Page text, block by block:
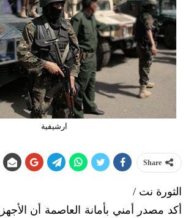
ارشيفية
Share
الثورة نت /
أكد مصدر أمني بأمانة العاصمة أن